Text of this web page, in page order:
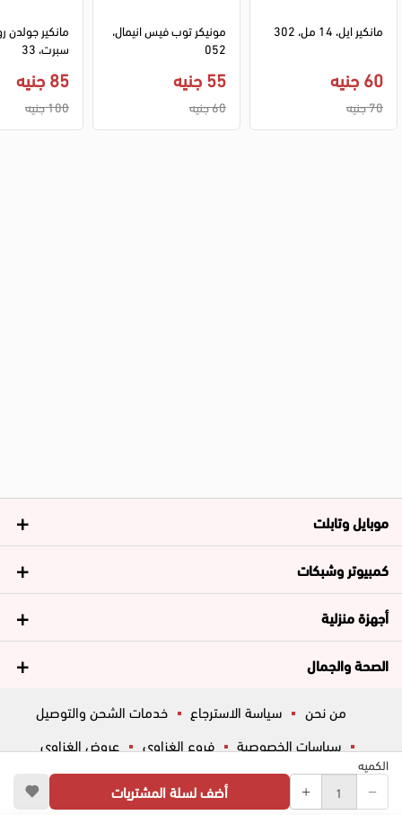
الكميه
أضف لسلة المشتريات
مانكير ايل، 14 مل، 302
60 جنيه
70 جنيه
052
55 جنيه
60 جنيه
مانكير جولدن
سبرت، 33
85 جنيه
100 جنيه
موبايل وتابلت
كمبيوتر وشبكات
أجهزة منزلية
الصحة والجمال
من نحن سياسة الاسترجاع
خدمات الشحن والتوصيل
سياسات الخصوصية
فروع الغزاوي
عروض الغزاوي
المساعدة
ڤاليو أسئلة شائعة